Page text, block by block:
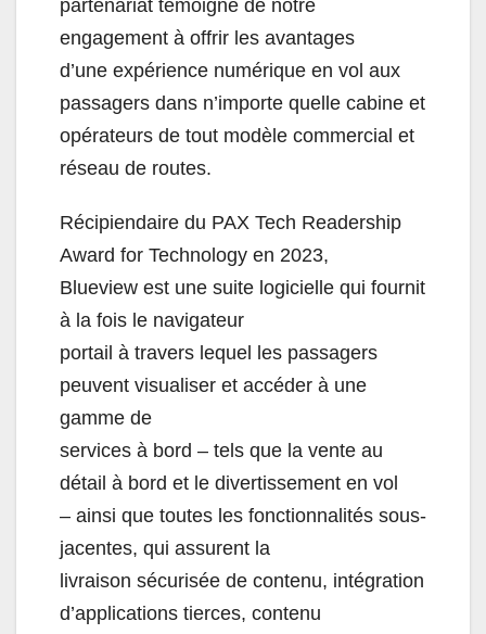
partenariat témoigne de notre
engagement à offrir les avantages
d’une expérience numérique en vol aux
passagers dans n’importe quelle cabine et
opérateurs de tout modèle commercial et
réseau de routes.
Récipiendaire du PAX Tech Readership
Award for Technology en 2023,
Blueview est une suite logicielle qui fournit
à la fois le navigateur
portail à travers lequel les passagers
peuvent visualiser et accéder à une
gamme de
services à bord – tels que la vente au
détail à bord et le divertissement en vol
– ainsi que toutes les fonctionnalités sous-
jacentes, qui assurent la
livraison sécurisée de contenu, intégration
d’applications tierces, contenu